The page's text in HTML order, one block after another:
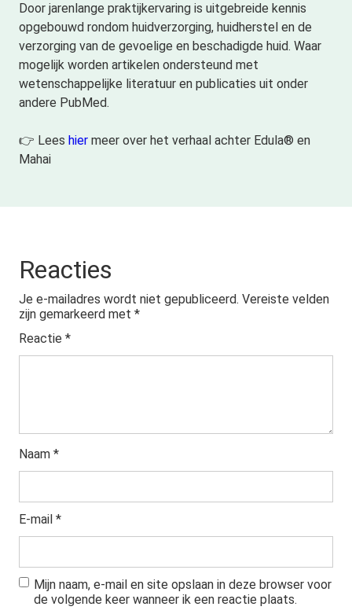
Door jarenlange praktijkervaring is uitgebreide kennis
opgebouwd rondom huidverzorging, huidherstel en de
verzorging van de gevoelige en beschadigde huid. Waar
mogelijk worden artikelen ondersteund met
wetenschappelijke literatuur en publicaties uit onder
andere PubMed.
👉 Lees hier meer over het verhaal achter Edula® en
Mahai
Reacties
Je e-mailadres wordt niet gepubliceerd. Vereiste velden
zijn gemarkeerd met *
Reactie *
Naam *
E-mail *
Mijn naam, e-mail en site opslaan in deze browser voor
de volgende keer wanneer ik een reactie plaats.